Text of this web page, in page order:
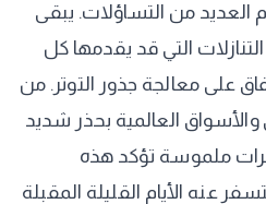
العديد من التساؤلات. يبقى
التي قد يقدمها كل
على معالجة جذور التوتر. من
والأسواق العالمية بحذر شديد
ملموسة تؤكد هذه
عنه الأيام القليلة المقبلة